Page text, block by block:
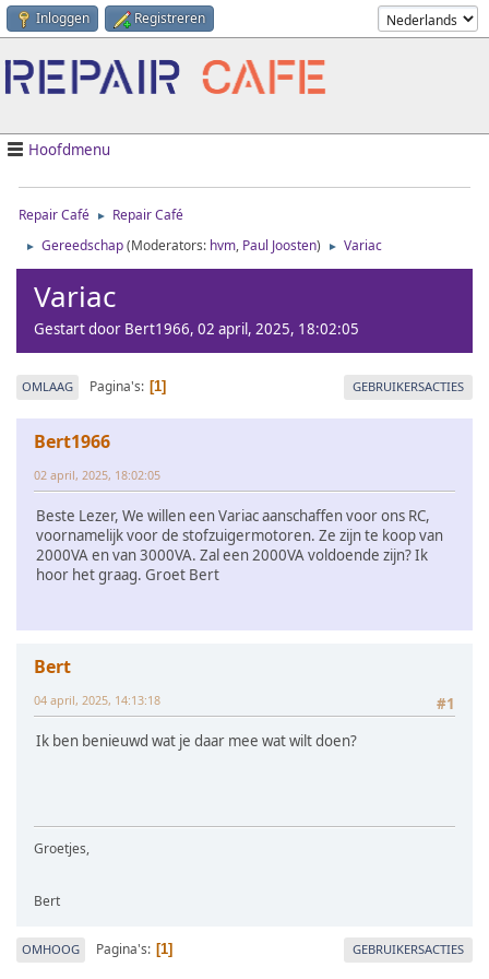
Inloggen Registreren
Hoofdmenu
Repair Café ► Repair Café
► Gereedschap(Moderators: hvm, Paul Joosten) ► Variac
Variac
Gestart door Bert1966, 02 april, 2025, 18:02:05
OMLAAG Pagina's 1 GEBRUIKERSACTIES
Bert1966
02 april, 2025, 18:02:05
Beste Lezer, We willen een Variac aanschaffen voor ons RC,
voornamelijk voor de stofzuigermotoren. Ze zijn te koop van
2000VA en van 3000VA. Zal een 2000VA voldoende zijn? Ik
hoor het graag. Groet Bert
Bert
#1
04 april, 2025, 14:13:18
Ik ben benieuwd wat je daar mee wat wilt doen?
Groetjes,
Bert
OMHOOG Pagina's 1 GEBRUIKERSACTIES